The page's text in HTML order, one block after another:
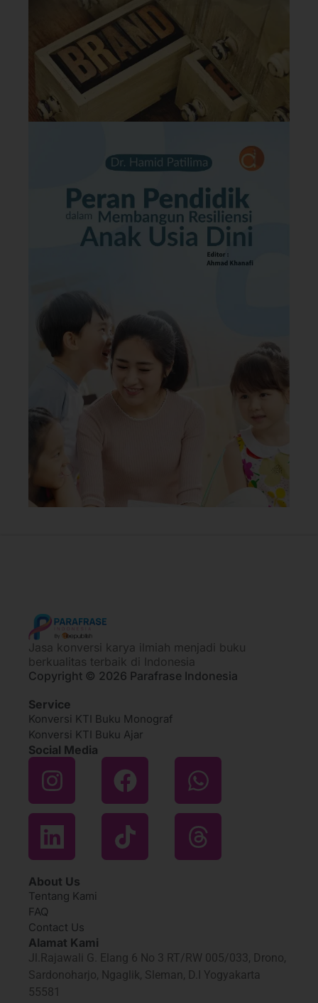
Jasa konversi karya ilmiah menjadi buku
berkualitas terbaik di Indonesia
Copyright © 2026 Parafrase Indonesia
Service
Konversi KTI Buku Monograf
Konversi KTI Buku Ajar
Social Media
About Us
Tentang Kami
FAQ
Contact Us
Alamat Kami
Jl.Rajawali G. Elang 6 No 3 RT/RW 005/033, Drono,
Sardonoharjo, Ngaglik, Sleman, D.I Yogyakarta
55581